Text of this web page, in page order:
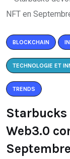
BLOCKCHAIN
TECHNOLOGIE ET
TRENDS
Web3.0